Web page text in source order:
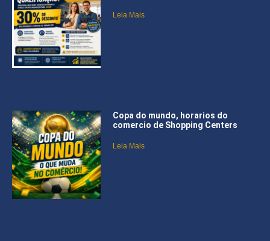
Leia Mais
Copa do mundo, horarios do
comercio de Shopping Centers
Leia Mais